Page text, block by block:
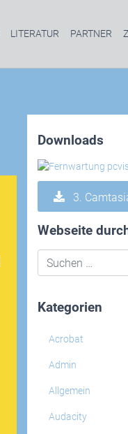
LITERATUR PARTNER
Downloads
3.
Webseite
Kategorien
Acrobat
Admin
Allgemein
Audacity